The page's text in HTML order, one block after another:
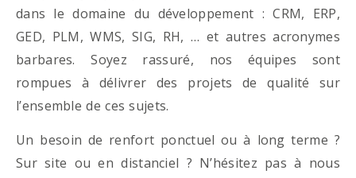
dans le domaine du développement : CRM, ERP,
GED, PLM, WMS, SIG, RH, … et autres acronymes
barbares. Soyez rassuré, nos équipes sont
rompues à délivrer des projets de qualité sur
l’ensemble de ces sujets.
Un besoin de renfort ponctuel ou à long terme ?
Sur site ou en distanciel ? N’hésitez pas à nous